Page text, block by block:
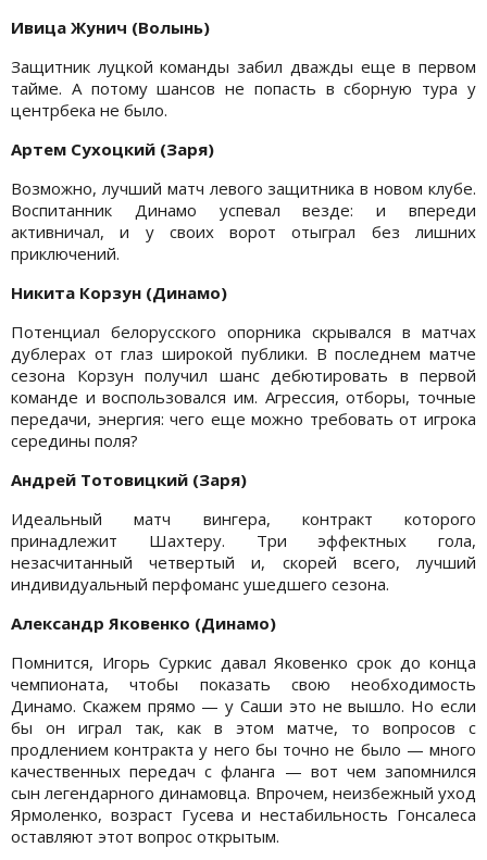
Ивица Жунич (Волынь)
Защитник луцкой команды забил дважды еще в первом
тайме. А потому шансов не попасть в сборную тура у
центрбека не было.
Артем Сухоцкий (Заря)
Возможно, лучший матч левого защитника в новом клубе.
Воспитанник Динамо успевал везде: и впереди
активничал, и у своих ворот отыграл без лишних
приключений.
Никита Корзун (Динамо)
Потенциал белорусского опорника скрывался в матчах
дублерах от глаз широкой публики. В последнем матче
сезона Корзун получил шанс дебютировать в первой
команде и воспользовался им. Агрессия, отборы, точные
передачи, энергия: чего еще можно требовать от игрока
середины поля?
Андрей Тотовицкий (Заря)
Идеальный матч вингера, контракт которого
принадлежит Шахтеру. Три эффектных гола,
незасчитанный четвертый и, скорей всего, лучший
индивидуальный перфоманс ушедшего сезона.
Александр Яковенко (Динамо)
Помнится, Игорь Суркис давал Яковенко срок до конца
чемпионата, чтобы показать свою необходимость
Динамо. Скажем прямо — у Саши это не вышло. Но если
бы он играл так, как в этом матче, то вопросов с
продлением контракта у него бы точно не было — много
качественных передач с фланга — вот чем запомнился
сын легендарного динамовца. Впрочем, неизбежный уход
Ярмоленко, возраст Гусева и нестабильность Гонсалеса
оставляют этот вопрос открытым.